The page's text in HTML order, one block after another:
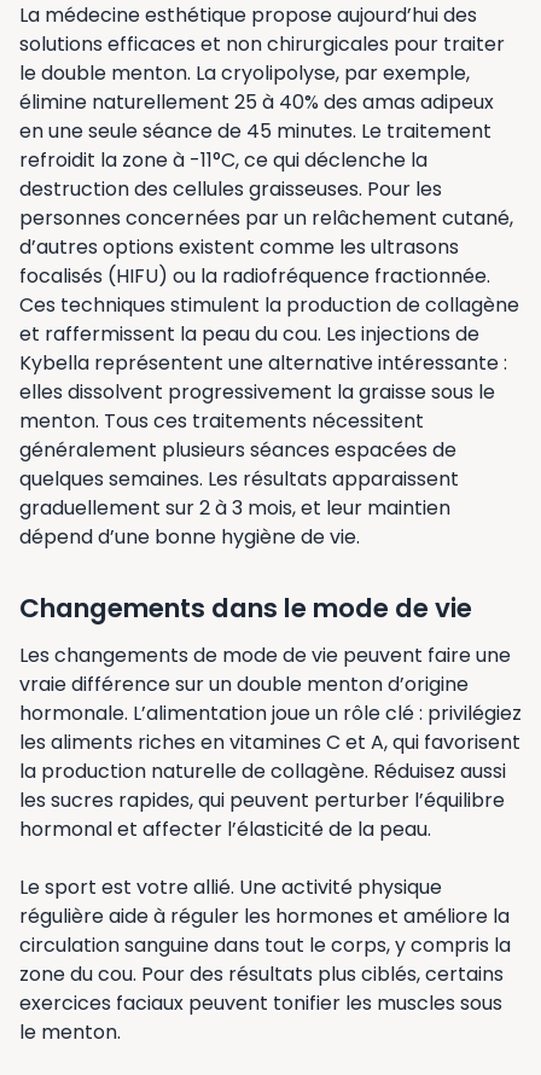
La médecine esthétique propose aujourd’hui des
solutions efficaces et non chirurgicales pour traiter
le double menton. La cryolipolyse, par exemple,
élimine naturellement 25 à 40% des amas adipeux
en une seule séance de 45 minutes. Le traitement
refroidit la zone à -11°C, ce qui déclenche la
destruction des cellules graisseuses. Pour les
personnes concernées par un relâchement cutané,
d’autres options existent comme les ultrasons
focalisés (HIFU) ou la radiofréquence fractionnée.
Ces techniques stimulent la production de collagène
et raffermissent la peau du cou. Les injections de
Kybella représentent une alternative intéressante :
elles dissolvent progressivement la graisse sous le
menton. Tous ces traitements nécessitent
généralement plusieurs séances espacées de
quelques semaines. Les résultats apparaissent
graduellement sur 2 à 3 mois, et leur maintien
dépend d’une bonne hygiène de vie.
Changements dans le mode de vie
Les changements de mode de vie peuvent faire une
vraie différence sur un double menton d’origine
hormonale. L’alimentation joue un rôle clé : privilégiez
les aliments riches en vitamines C et A, qui favorisent
la production naturelle de collagène. Réduisez aussi
les sucres rapides, qui peuvent perturber l’équilibre
hormonal et affecter l’élasticité de la peau.
Le sport est votre allié. Une activité physique
régulière aide à réguler les hormones et améliore la
circulation sanguine dans tout le corps, y compris la
zone du cou. Pour des résultats plus ciblés, certains
exercices faciaux peuvent tonifier les muscles sous
le menton.